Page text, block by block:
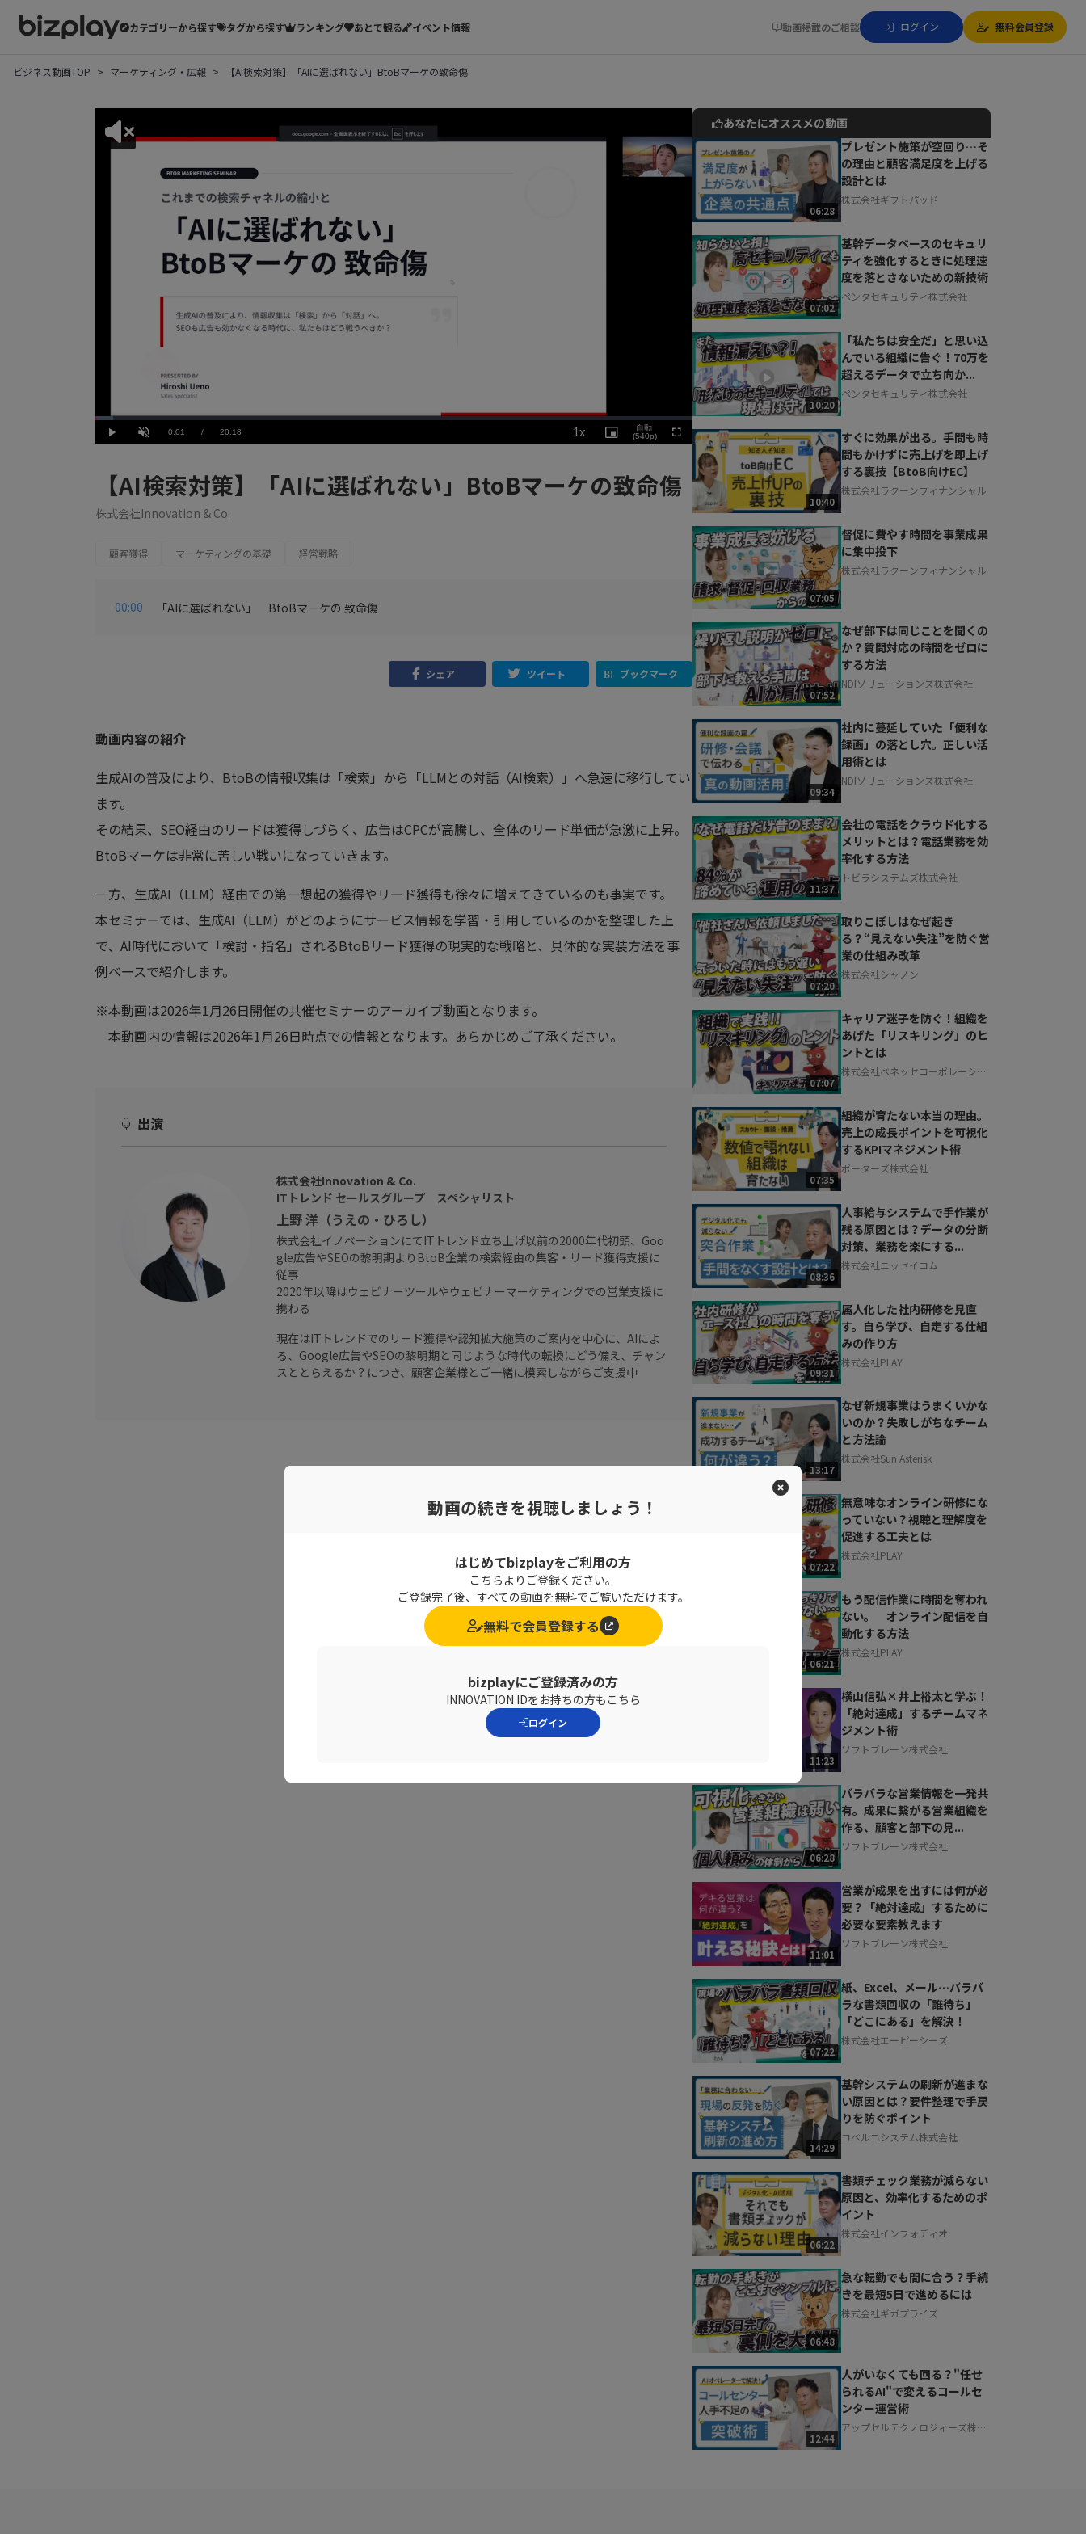
カテゴリーから探す タグから探す ランキング あとで観る イベント情報 動画掲載のご相談 ログイン 無料会員登録
ビジネス動画TOP マーケティング・広報 【AI検索対策】「AIに選ばれない」BtoBマーケの致命傷
Play UnmuteCurrent
0:01 / Duration
20:18
Loaded:
2.96%
1x
Rate
Picture-
in-
自動
(540p)
Fullscreen
【AI検索対策】「AIに選ばれない」BtoBマーケの致命傷
株式会社Innovation & Co.
顧客獲得 マーケティングの基礎 経営戦略
00:00 「AIに選ばれない」 BtoBマーケの 致命傷
シェア ツイート ブックマーク
動画内容の紹介
生成AIの普及により、BtoBの情報収集は「検索」から「LLMとの対話（AI検索）」へ急速に移行してい
ます。
その結果、SEO経由のリードは獲得しづらく、広告はCPCが高騰し、全体のリード単価が急激に上昇。
BtoBマーケは非常に苦しい戦いになっていきます。
一方、生成AI（LLM）経由での第一想起の獲得やリード獲得も徐々に増えてきているのも事実です。
本セミナーでは、生成AI（LLM）がどのようにサービス情報を学習・引用しているのかを整理した上
で、AI時代において「検討・指名」されるBtoBリード獲得の現実的な戦略と、具体的な実装方法を事
例ベースで紹介します。
※本動画は2026年1月26日開催の共催セミナーのアーカイブ動画となります。
本動画内の情報は2026年1月26日時点での情報となります。あらかじめご了承ください。
出演
株式会社Innovation & Co.
ITトレンド セールスグループ スペシャリスト
上野 洋（うえの・ひろし）
株式会社イノベーションにてITトレンド立ち上げ以前の2000年代初頭、Goo
gle広告やSEOの黎明期よりBtoB企業の検索経由の集客・リード獲得支援に
従事
2020年以降はウェビナーツールやウェビナーマーケティングでの営業支援に
携わる
現在はITトレンドでのリード獲得や認知拡大施策のご案内を中心に、AIによ
る、Google広告やSEOの黎明期と同じような時代の転換にどう備え、チャン
スととらえるか？につき、顧客企業様とご一緒に模索しながらご支援中
動画でご紹介しているサービスについて
お気軽にご相談・ご質問いただけます！
30秒でお申し込み可能
相談を希望する 無料
あなたにオススメの動画
06:28
プレゼント施策が空回り…そ
の理由と顧客満足度を上げる
設計とは
株式会社ギフトパッド
07:02
基幹データベースのセキュリ
ティを強化するときに処理速
度を落とさないための新技術
ペンタセキュリティ株式会社
10:20
「私たちは安全だ」と思い込
んでいる組織に告ぐ！70万を
超えるデータで立ち向か...
ペンタセキュリティ株式会社
10:40
すぐに効果が出る。手間も時
間もかけずに売上げを即上げ
する裏技【BtoB向けEC】
株式会社ラクーンフィナンシャル
07:05
督促に費やす時間を事業成果
に集中投下
株式会社ラクーンフィナンシャル
07:52
なぜ部下は同じことを聞くの
か？質問対応の時間をゼロに
する方法
NDIソリューションズ株式会社
09:34
社内に蔓延していた「便利な
録画」の落とし穴。正しい活
用術とは
NDIソリューションズ株式会社
11:37
会社の電話をクラウド化する
メリットとは？電話業務を効
率化する方法
トビラシステムズ株式会社
07:20
取りこぼしはなぜ起き
る？“見えない失注”を防ぐ営
業の仕組み改革
株式会社シャノン
07:07
キャリア迷子を防ぐ！組織を
あげた「リスキリング」のヒ
ントとは
株式会社ベネッセコーポレーショ
07:35
組織が育たない本当の理由。
売上の成長ポイントを可視化
するKPIマネジメント術
ポーターズ株式会社
08:36
人事給与システムで手作業が
残る原因とは？データの分断
対策、業務を楽にする...
株式会社ニッセイコム
09:31
属人化した社内研修を見直
す。自ら学び、自走する仕組
みの作り方
株式会社PLAY
13:17
なぜ新規事業はうまくいかな
いのか？失敗しがちなチーム
と方法論
株式会社Sun Asterisk
07:22
無意味なオンライン研修にな
っていない？視聴と理解度を
促進する工夫とは
株式会社PLAY
06:21
もう配信作業に時間を奪われ
ない。 オンライン配信を自
動化する方法
株式会社PLAY
11:23
横山信弘×井上裕太と学ぶ！
「絶対達成」するチームマネ
ジメント術
ソフトブレーン株式会社
06:28
バラバラな営業情報を一発共
有。成果に繋がる営業組織を
作る、顧客と部下の見...
ソフトブレーン株式会社
11:01
営業が成果を出すには何が必
要？「絶対達成」するために
必要な要素教えます
ソフトブレーン株式会社
07:22
紙、Excel、メール…バラバ
ラな書類回収の「誰待ち」
「どこにある」を解決！
株式会社エーピーシーズ
14:29
基幹システムの刷新が進まな
い原因とは？要件整理で手戻
りを防ぐポイント
コベルコシステム株式会社
06:22
書類チェック業務が減らない
原因と、効率化するためのポ
イント
株式会社インフォディオ
06:48
急な転勤でも間に合う？手続
きを最短5日で進めるには
株式会社ギガプライズ
12:44
人がいなくても回る？"任せ
られるAI"で変えるコールセ
ンター運営術
アップセルテクノロジィーズ株式
動画の続きを視聴しましょう！
はじめてbizplayをご利用の方
こちらよりご登録ください。
ご登録完了後、すべての動画を無料でご覧いただけます。
無料で会員登録する
bizplayにご登録済みの方
INNOVATION IDをお持ちの方もこちら
ログイン